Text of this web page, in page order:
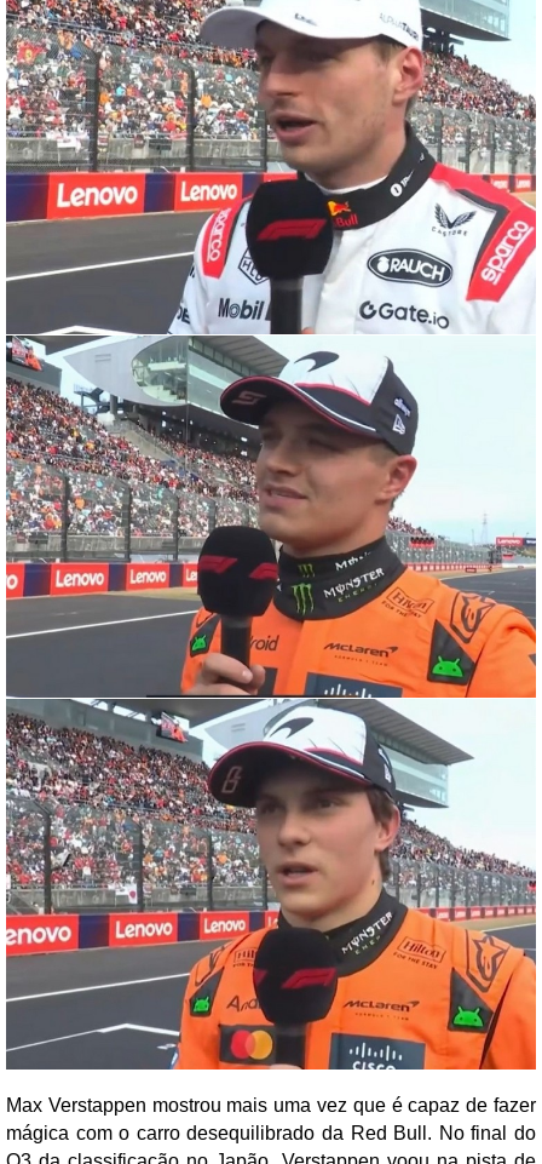
Max Verstappen mostrou mais uma vez que é capaz de fazer
mágica com o carro desequilibrado da Red Bull. No final do